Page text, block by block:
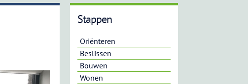
Stappen
Oriënteren
Beslissen
Bouwen
Wonen